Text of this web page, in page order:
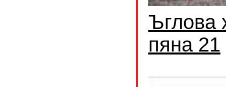
Ъглова
пяна 21